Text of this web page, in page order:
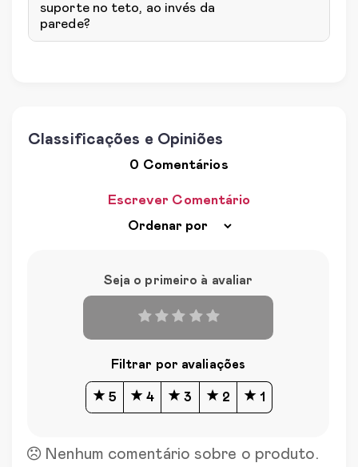
suporte no teto, ao invés da
parede?
Classificações e Opiniões
0 Comentários
Escrever Comentário
Seja o primeiro à avaliar
Filtrar por avaliações
5 4 3 2 1
Nenhum comentário sobre o produto.